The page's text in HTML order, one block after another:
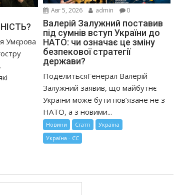
Умєрова
Авг 5, 2026 admin 0
Валерій Залужний поставив
під сумнів вступ України до
НАТО: чи означає це зміну
безпекової стратегії
держави?
ПоделитьсяГенерал Валерій
Залужний заявив, що майбутнє
України може бути пов’язане не з
НАТО, а з новими...
Новини Статті
Україна
Україна - ЄС